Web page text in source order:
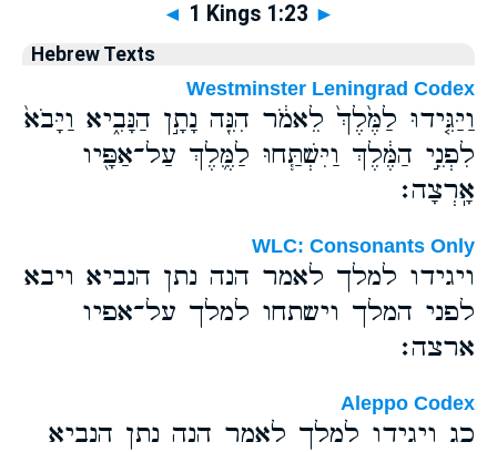
◄ 1 Kings 1:23 ►
Hebrew Texts
Westminster Leningrad Codex
וַיַּגִּ֤ידוּ לַמֶּ֙לֶךְ֙ לֵאמֹ֔ר הִנֵּ֖ה נָתָ֣ן הַנָּבִ֑יא וַיָּבֹא֙
לִפְנֵ֣י הַמֶּ֔לֶךְ וַיִּשְׁתַּ֧חוּ לַמֶּ֛לֶךְ עַל־אַפָּ֖יו
אָֽרְצָה׃
WLC: Consonants Only
ויגידו למלך לאמר הנה נתן הנביא ויבא
לפני המלך וישתחו למלך על־אפיו
ארצה׃
Aleppo Codex
כג ויגידו למלך לאמר הנה נתן הנביא